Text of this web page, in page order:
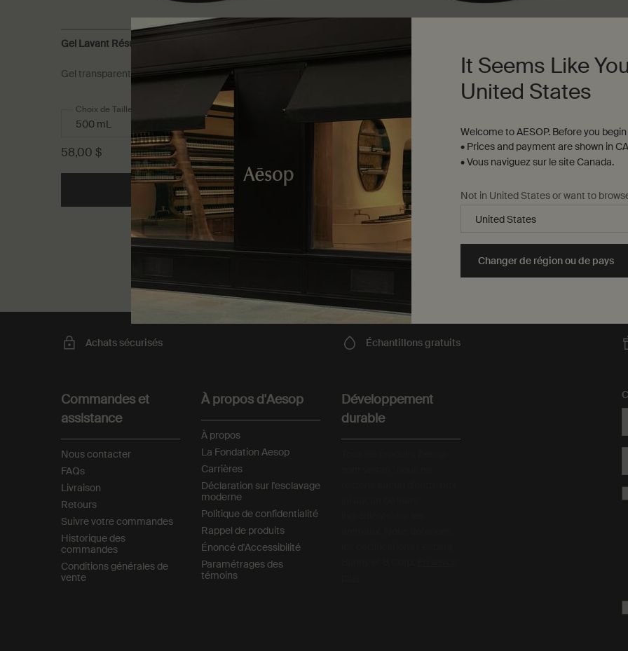
Gel Lavant Résurrection Aromatique pour les Mains
Gel transparent, peu moussant pour un nettoyage doux
Choix de Taille
58,00 $
Ajouter au panier Add the Gel Lavant Résurrection Aromatique pour les Mains to cart
Gel à grain fin pour nettoyer et exfolier en douceur
58,00 $
Ajouter au panierAdd the Gel Lavant
Achats sécurisés Échantillonsgratuits
Commandes et
assistance
Nous contacter
FAQs
Livraison
Retours
Suivre votre commandes
Historique des
commandes
Conditions générales de
vente
À propos d'Aesop
À propos
La Fondation Aesop
Carrières
Déclaration sur l'esclavage
moderne
Politique de confidentialité
Rappel de produits
Énoncé d'Accessibilité
Paramétrages des
témoins
Développement
durable
It Seems Like
United States
Welcome to AESOP. Before you
• Prices and payment are shown in
• Vous naviguez sur le site Canada.
Not in United States or want to
Changer de région ou de pays